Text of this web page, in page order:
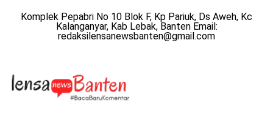
Komplek Pepabri No 10 Blok F, Kp Pariuk, Ds Aweh, Kc
Kalanganyar, Kab Lebak, Banten Email:
redaksilensanewsbanten@gmail.com